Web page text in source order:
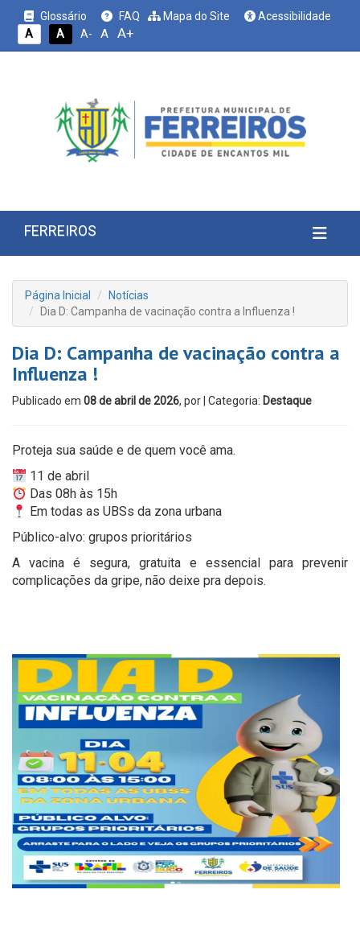
Glossário FAQ Mapa do Site
Acessibilidade
A
A A- A A+
FERREIROS
Página Inicial
Notícias
Dia D: Campanha de vacinação contra a Influenza !
Dia D: Campanha de vacinação contra a
Influenza !
Publicado em 08 de abril de 2026, por | Categoria: Destaque
Proteja sua saúde e de quem você ama.
11 de abril
Das 08h às 15h
Em todas as UBSs da zona urbana
Público-alvo: grupos prioritários
A vacina é segura, gratuita e essencial para prevenir
complicações da gripe, não deixe pra depois.